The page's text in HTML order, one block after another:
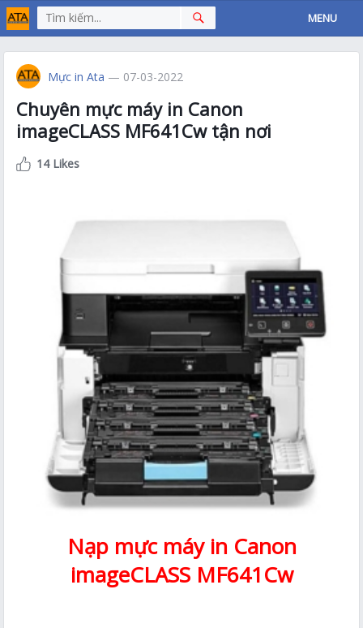
MENU
Mực in Ata — 07-03-2022
Chuyên mực máy in Canon
imageCLASS MF641Cw tận nơi
14 Likes
Nạp mực máy in Canon
imageCLASS MF641Cw